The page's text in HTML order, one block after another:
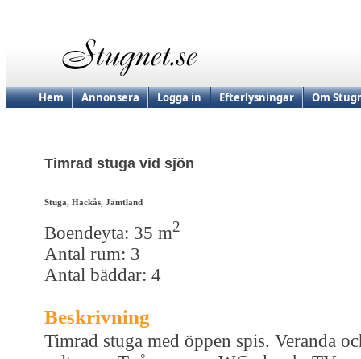
Hem Annonsera Logga in Efterlysningar Om
Timrad stuga vid sjön
Stuga, Hackås, Jämtland
Boendeyta: 35 m2
Antal rum: 3
Antal bäddar: 4
Beskrivning
Timrad stuga med öppen spis. Veranda